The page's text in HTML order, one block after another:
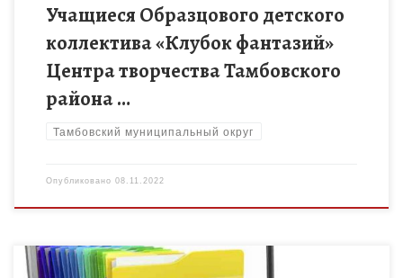
Учащиеся Образцового детского
коллектива «Клубок фантазий»
Центра творчества Тамбовского
района …
Тамбовский муниципальный округ
Опубликовано 08.11.2022